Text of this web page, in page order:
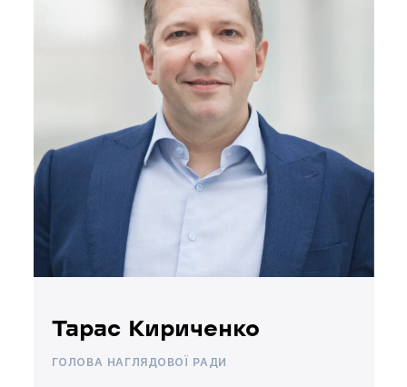
Тарас Кириченко
ГОЛОВА НАГЛЯДОВОЇ РАДИ